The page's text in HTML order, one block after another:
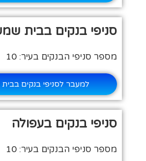
סניפי בנקים בבית
מספר סניפי הבנקים בעיר: 10
למעבר לסניפי בנקים
סניפי בנקים בעפולה
מספר סניפי הבנקים בעיר: 10